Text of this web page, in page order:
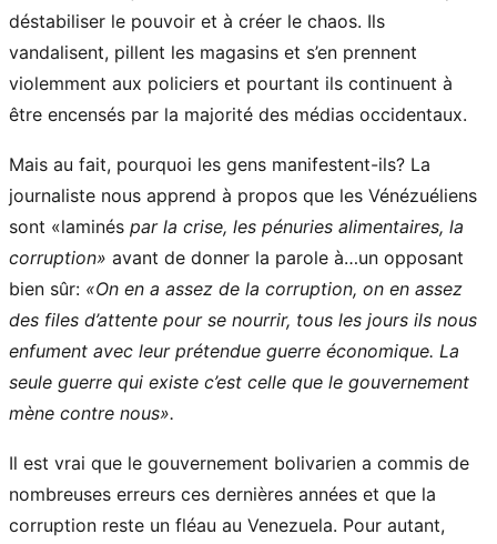
déstabiliser le pouvoir et à créer le chaos. Ils
vandalisent, pillent les magasins et s’en prennent
violemment aux policiers et pourtant ils continuent à
être encensés par la majorité des médias occidentaux.
Mais au fait, pourquoi les gens manifestent-ils? La
journaliste nous apprend à propos que les Vénézuéliens
sont «laminés par la crise, les pénuries alimentaires, la
corruption» avant de donner la parole à…un opposant
bien sûr: «On en a assez de la corruption, on en assez
des files d’attente pour se nourrir, tous les jours ils nous
enfument avec leur prétendue guerre économique. La
seule guerre qui existe c’est celle que le gouvernement
mène contre nous».
Il est vrai que le gouvernement bolivarien a commis de
nombreuses erreurs ces dernières années et que la
corruption reste un fléau au Venezuela. Pour autant,